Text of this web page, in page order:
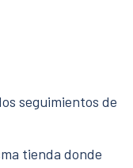
seguimientos de
tienda donde